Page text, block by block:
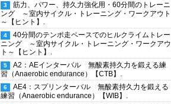
筋力、パワー、持久力強化用・60分間のトレーニ
ング ～室内サイクル・トレーニング・ワークアウト
～【ヒント】.
40分間のテンポ走ペースでのヒルクライムトレー
ニング ～室内サイクル・トレーニング・ワークアウ
ト～【ヒント】.
A2：AEインターバル 無酸素持久力を鍛える練
習（Anaerobic endurance）【CTB】.
AE4：スプリンターバル 無酸素持久力を鍛える
練習（Anaerobic endurance）【WIB】.